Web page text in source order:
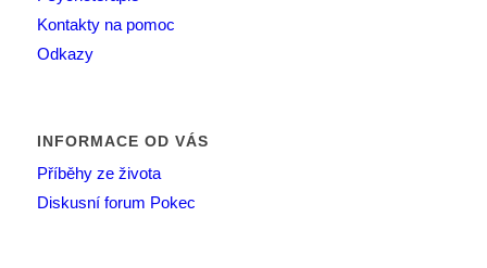
Kontakty na pomoc
Odkazy
INFORMACE OD VÁS
Příběhy ze života
Diskusní forum Pokec